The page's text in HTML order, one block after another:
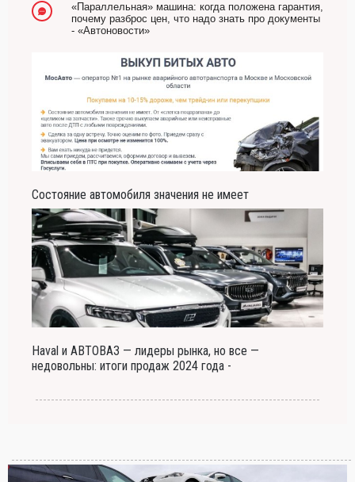
«Параллельная» машина: когда положена гарантия,
почему разброс цен, что надо знать про документы
- «Автоновости»
Состояние автомобиля значения не имеет
Haval и АВТОВАЗ — лидеры рынка, но все —
недовольны: итоги продаж 2024 года -